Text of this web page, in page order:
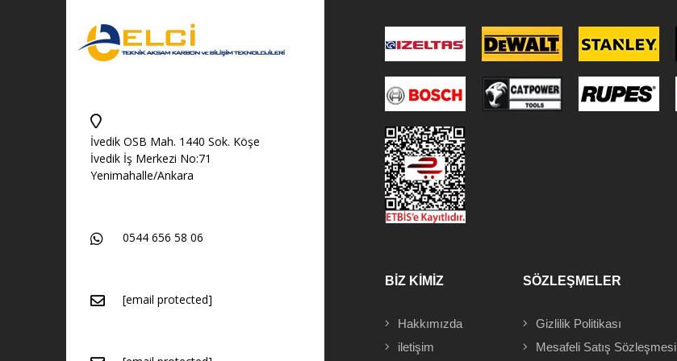
İvedik OSB Mah. 1440 Sok. Köşe
İvedik İş Merkezi No:71
Yenimahalle/Ankara
0544 656 58 06
[email protected]
BİZ KİMİZ
Hakkımızda
iletişim
SÖZLEŞMELER
Gizlilik Politikası
Mesafeli Satış Sözleşmesi